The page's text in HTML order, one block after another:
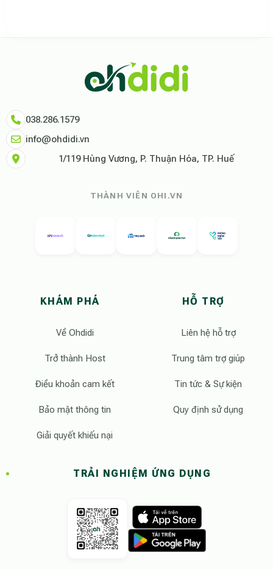
"Tại Ohdidi, chúng tôi không chỉ cung cấp chỗ ở, chúng tôi cung
Tham khảo thêm tại:Ohdidi Facebook Official
038.286.1579
info@ohdidi.vn
1/119 Hùng Vương, P. Thuận Hóa, TP. Huế
THÀNH VIÊN OHI.VN
KHÁM PHÁ
Về Ohdidi
Trở thành Host
Điều khoản cam kết
Bảo mật thông tin
Giải quyết khiếu nại
HỖ TRỢ
Liên hệ hỗ trợ
Trung tâm trợ giúp
Tin tức & Sự kiện
Quy định sử dụng
TRẢI NGHIỆM ỨNG DỤNG